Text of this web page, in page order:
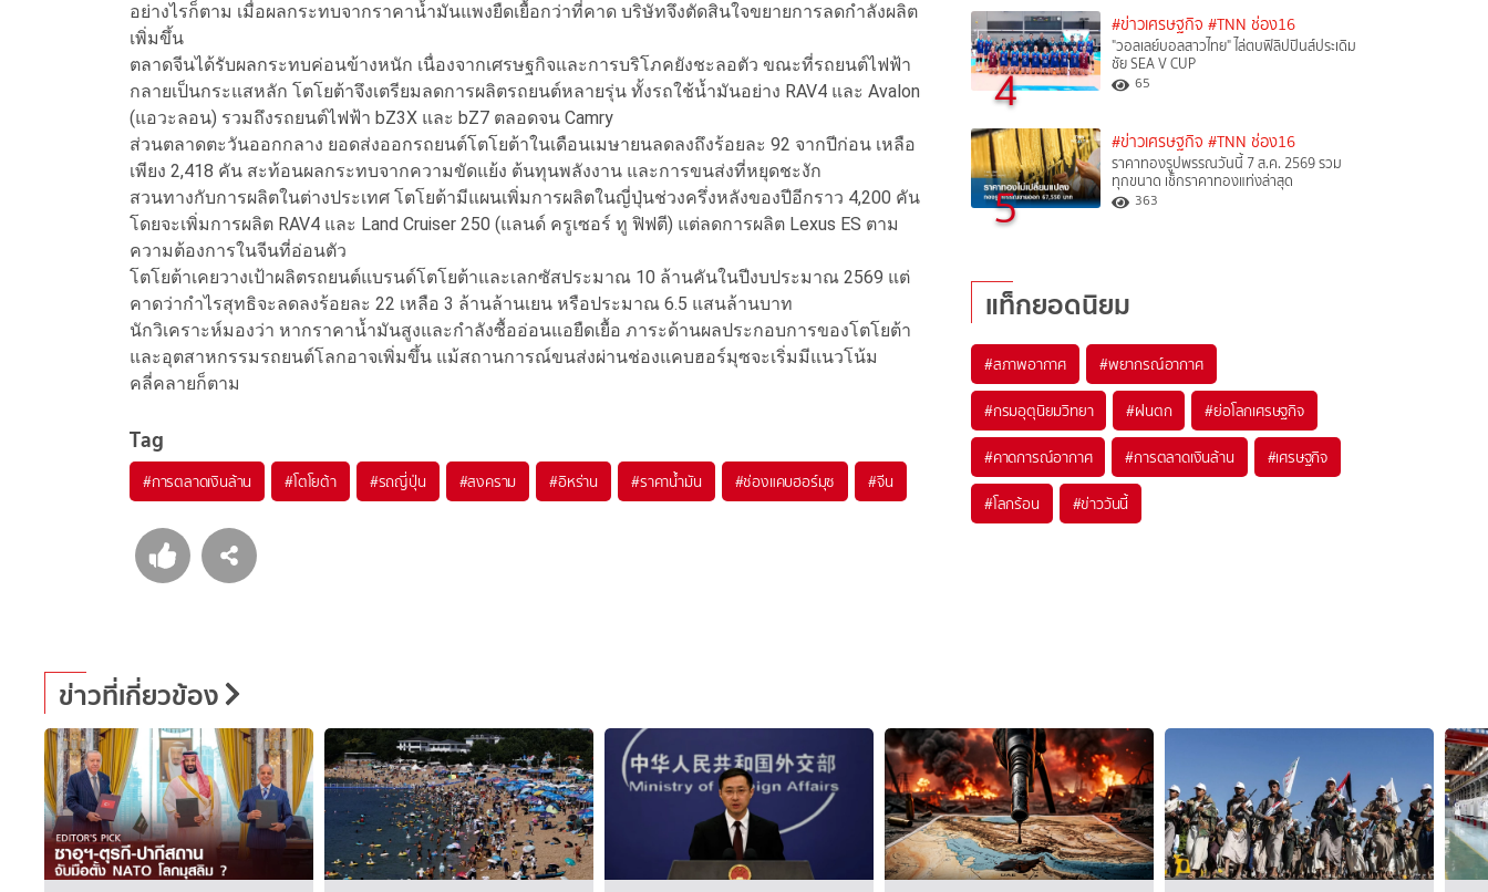
อย่างไรก็ตาม เมื่อผลกระทบจากราคาน้ำมันแพงยืดเยื้อกว่าที่คาด บริษัทจึงตัดสินใจขยายการลดกำลังผลิต
เพิ่มขึ้น
ตลาดจีนได้รับผลกระทบค่อนข้างหนัก เนื่องจากเศรษฐกิจและการบริโภคยังชะลอตัว ขณะที่รถยนต์ไฟฟ้า
กลายเป็นกระแสหลัก โตโยต้าจึงเตรียมลดการผลิตรถยนต์หลายรุ่น ทั้งรถใช้น้ำมันอย่าง RAV4 และ Avalon
(แอวะลอน) รวมถึงรถยนต์ไฟฟ้า bZ3X และ bZ7 ตลอดจน Camry
ส่วนตลาดตะวันออกกลาง ยอดส่งออกรถยนต์โตโยต้าในเดือนเมษายนลดลงถึงร้อยละ 92 จากปีก่อน เหลือ
เพียง 2,418 คัน สะท้อนผลกระทบจากความขัดแย้ง ต้นทุนพลังงาน และการขนส่งที่หยุดชะงัก
สวนทางกับการผลิตในต่างประเทศ โตโยต้ามีแผนเพิ่มการผลิตในญี่ปุ่นช่วงครึ่งหลังของปีอีกราว 4,200 คัน
โดยจะเพิ่มการผลิต RAV4 และ Land Cruiser 250 (แลนด์ ครูเซอร์ ทู ฟิฟตี) แต่ลดการผลิต Lexus ES ตาม
ความต้องการในจีนที่อ่อนตัว
โตโยต้าเคยวางเป้าผลิตรถยนต์แบรนด์โตโยต้าและเลกซัสประมาณ 10 ล้านคันในปีงบประมาณ 2569 แต่
คาดว่ากำไรสุทธิจะลดลงร้อยละ 22 เหลือ 3 ล้านล้านเยน หรือประมาณ 6.5 แสนล้านบาท
นักวิเคราะห์มองว่า หากราคาน้ำมันสูงและกำลังซื้ออ่อนแอยืดเยื้อ ภาระด้านผลประกอบการของโตโยต้า
และอุตสาหกรรมรถยนต์โลกอาจเพิ่มขึ้น แม้สถานการณ์ขนส่งผ่านช่องแคบฮอร์มุซจะเริ่มมีแนวโน้ม
คลี่คลายก็ตาม
Tag
#การตลาดเงินล้าน #โตโยต้า #รถญี่ปุ่น #สงคราม #อิหร่าน #ราคาน้ำมัน #ช่องแคบฮอร์มุซ #จีน
4
#ข่าวเศรษฐกิจ #TNN ช่อง16
"วอลเลย์บอลสาวไทย" ไล่ตบฟิลิปปินส์ประเดิม
ชัย SEA V CUP
65
5
#ข่าวเศรษฐกิจ #TNN ช่อง16
ราคาทองรูปพรรณวันนี้ 7 ส.ค. 2569 รวม
ทุกขนาด เช็กราคาทองแท่งล่าสุด
363
แท็กยอดนิยม
#สภาพอากาศ #พยากรณ์อากาศ
#กรมอุตุนิยมวิทยา #ฝนตก #ย่อโลกเศรษฐกิจ
#คาดการณ์อากาศ #การตลาดเงินล้าน #เศรษฐกิจ
#โลกร้อน #ข่าววันนี้
ข่าวที่เกี่ยวข้อง